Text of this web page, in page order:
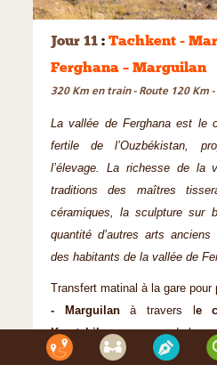
Jour 11 : Tachkent -
Ferghana – Marguilan
320 Km en train - Route 120 Km -
La vallée de Ferghana est le
fertile de l’Ouzbékistan,
l’élevage. La richesse de la
traditions des maîtres
céramiques, la sculpture sur
quantité d’autres arts
des habitants de la vallée de
Transfert matinal à la gare pour
- Marguilanà travers l e
Kamtchik, au passage de